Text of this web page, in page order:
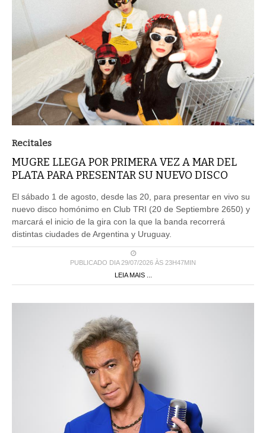
Recitales
MUGRE LLEGA POR PRIMERA VEZ A MAR DEL
PLATA PARA PRESENTAR SU NUEVO DISCO
El sábado 1 de agosto, desde las 20, para presentar en vivo su
nuevo disco homónimo en Club TRI (20 de Septiembre 2650) y
marcará el inicio de la gira con la que la banda recorrerá
distintas ciudades de Argentina y Uruguay.
PUBLICADO DIA 29/07/2026 ÀS 23H47MIN
LEIA MAIS ...